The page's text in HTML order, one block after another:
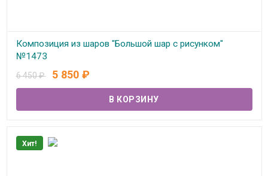
Композиция из шаров "Большой шар с рисунком"
№1473
В наличии
6 450₽ 5 850 ₽
Хит!